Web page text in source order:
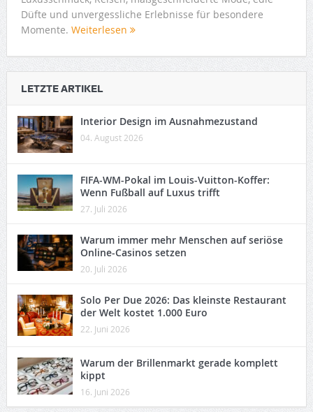
Düfte und unvergessliche Erlebnisse für besondere
Momente. Weiterlesen
LETZTE ARTIKEL
Interior Design im Ausnahmezustand
04. August 2026
FIFA-WM-Pokal im Louis-Vuitton-Koffer:
Wenn Fußball auf Luxus trifft
27. Juli 2026
Warum immer mehr Menschen auf seriöse
Online-Casinos setzen
20. Juli 2026
Solo Per Due 2026: Das kleinste Restaurant
der Welt kostet 1.000 Euro
22. Juni 2026
Warum der Brillenmarkt gerade komplett
kippt
16. Juni 2026